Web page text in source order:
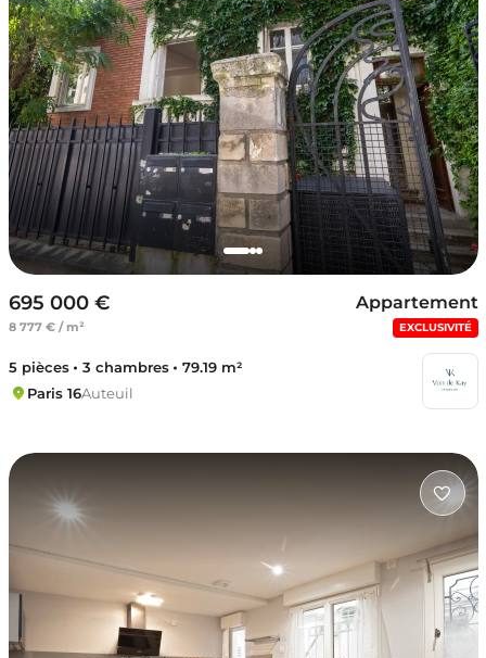
695 000 €
8 777 € / m²
Appartement
EXCLUSIVITÉ
5 pièces 3 chambres
79.19 m²
Paris 16Auteuil